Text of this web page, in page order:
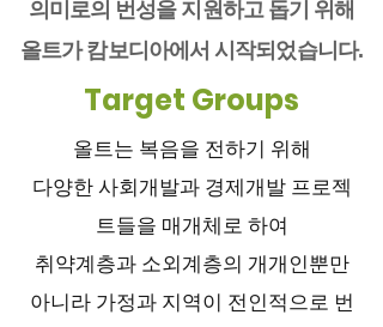
의미로의 번성을 지원하고 돕기 위해
올트가 캄보디아에서 시작되었습니다.
Target Groups
올트는 복음을 전하기 위해
다양한 사회개발과 경제개발 프로젝
트들을 매개체로 하여
취약계층과 소외계층의 개개인뿐만
아니라 가정과 지역이 전인적으로 번